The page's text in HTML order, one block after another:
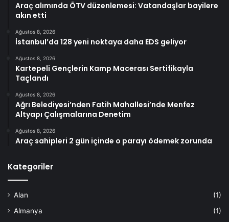
Araç alımında ÖTV düzenlemesi: Vatandaşlar bayilere
akın etti
Ağustos 8, 2026
İstanbul’da 128 yeni noktaya daha EDS geliyor
Ağustos 8, 2026
Kartepeli Gençlerin Kamp Macerası Sertifikayla
Taçlandı
Ağustos 8, 2026
Ağrı Belediyesi’nden Fatih Mahallesi’nde Menfez
Altyapı Çalışmalarına Denetim
Ağustos 8, 2026
Araç sahipleri 2 gün içinde o parayı ödemek zorunda
Kategoriler
Alan
(1)
Almanya
(1)